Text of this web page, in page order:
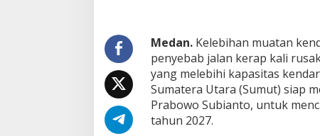
t
u
k
u
n
g
K
Medan.Kelebihan muatan
penyebab jalan kerap kali
yang melebihi kapasitas
Sumatera Utara (Sumut) siap
Prabowo Subianto, untuk
tahun 2027.